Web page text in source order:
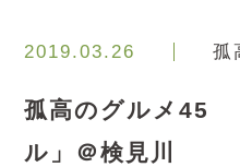
2019.03.26 孤
孤高のグルメ45
ル」＠検見川